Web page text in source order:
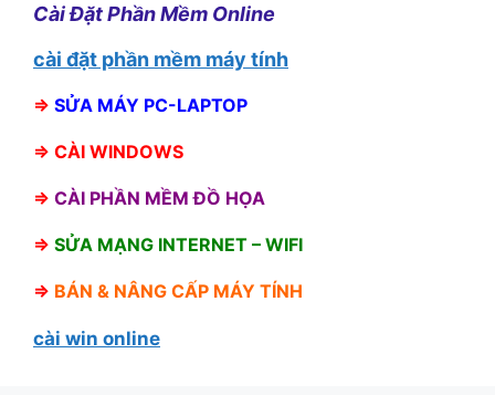
Cài Đặt Phần Mềm Online
cài đặt phần mềm máy tính
⇒ SỬA MÁY PC-LAPTOP
⇒ CÀI WINDOWS
⇒ CÀI PHẦN MỀM ĐỒ HỌA
⇒ SỬA MẠNG INTERNET – WIFI
⇒ BÁN & NÂNG CẤP MÁY TÍNH
cài win online